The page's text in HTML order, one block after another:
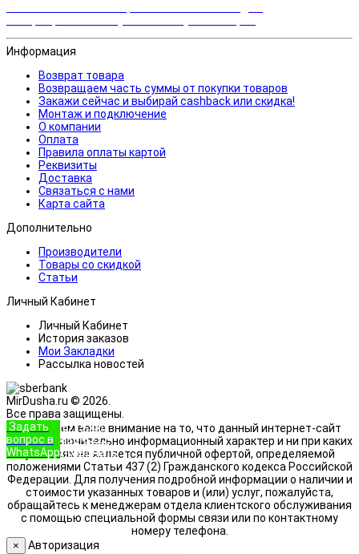
Информация
Возврат товара
Возвращаем часть суммы от покупки товаров
Закажи сейчас и выбирай cashback или скидка!
Монтаж и подключение
О компании
Оплата
Правила оплаты картой
Реквизиты
Доставка
Связаться с нами
Карта сайта
Дополнительно
Производители
Товары со скидкой
Статьи
Личный Кабинет
Личный Кабинет
История заказов
Мои Закладки
Рассылка новостей
MirDusha.ru © 2026.
Все права защищены.
Обращаем ваше внимание на то, что данный интернет-сайт
носит исключительно информационный характер и ни при каких
условиях не является публичной офертой, определяемой
положениями Статьи 437 (2) Гражданского кодекса Российской
Федерации. Для получения подробной информации о наличии и
стоимости указанных товаров и (или) услуг, пожалуйста,
обращайтесь к менеджерам отдела клиентского обслуживания
с помощью специальной формы связи или по контактному
номеру телефона.
Задать
вопрос в
WhatsApp
+7 (933)
888-8322
Позвонить
×
Авторизация